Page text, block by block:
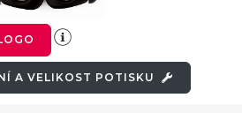
A VELIKOST POTISKU